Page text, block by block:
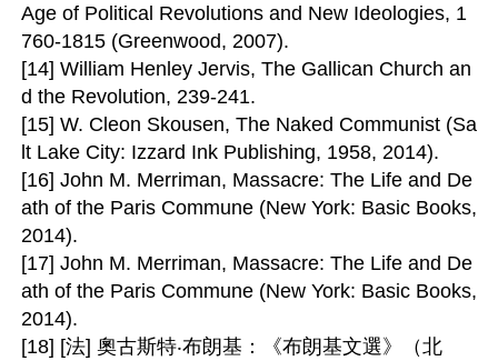
Age of Political Revolutions and New Ideologies, 1
760-1815 (Greenwood, 2007).
[14] William Henley Jervis, The Gallican Church an
d the Revolution, 239-241.
[15] W. Cleon Skousen, The Naked Communist (Sa
lt Lake City: Izzard Ink Publishing, 1958, 2014).
[16] John M. Merriman, Massacre: The Life and De
ath of the Paris Commune (New York: Basic Books,
2014).
[17] John M. Merriman, Massacre: The Life and De
ath of the Paris Commune (New York: Basic Books,
2014).
[18] [法] 奧古斯特‧布朗基：《布朗基文選》（北